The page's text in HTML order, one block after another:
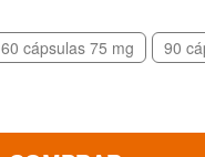
60 cápsulas 75 mg
90